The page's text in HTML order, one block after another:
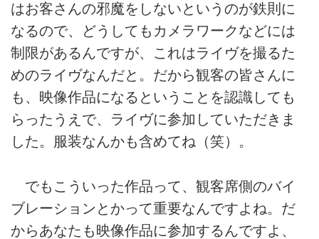
はお客さんの邪魔をしないというのが鉄則に
なるので、どうしてもカメラワークなどには
制限があるんですが、これはライヴを撮るた
めのライヴなんだと。だから観客の皆さんに
も、映像作品になるということを認識しても
らったうえで、ライヴに参加していただきま
した。服装なんかも含めてね（笑）。
でもこういった作品って、観客席側のバイ
ブレーションとかって重要なんですよね。だ
からあなたも映像作品に参加するんですよ、